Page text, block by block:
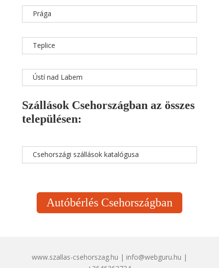
Prága
Teplice
Ústí nad Labem
Szállások Csehországban az összes
településen:
Csehországi szállások katalógusa
Autóbérlés Csehországban
www.szallas-csehorszag.hu | info@webguru.hu |